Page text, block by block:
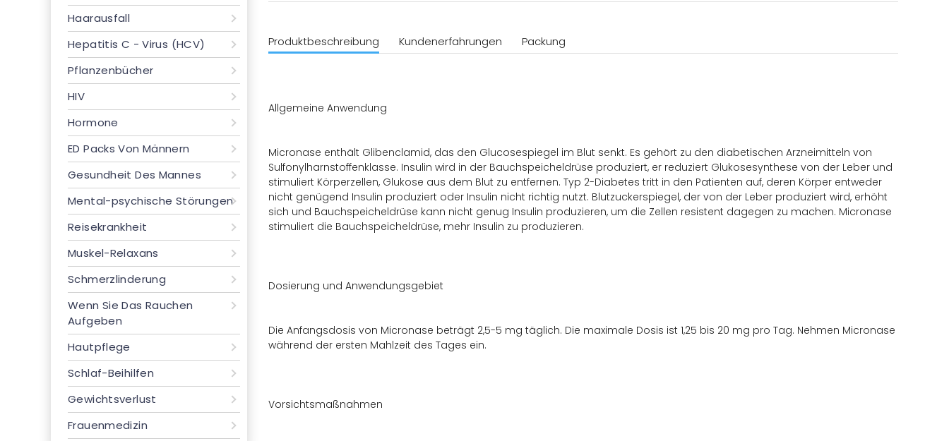
Haarausfall
Hepatitis C - Virus (HCV)
Pflanzenbücher
HIV
Hormone
ED Packs Von Männern
Gesundheit Des Mannes
Mental-psychische Störungen
Reisekrankheit
Muskel-Relaxans
Schmerzlinderung
Wenn Sie Das Rauchen
Aufgeben
Hautpflege
Schlaf-Beihilfen
Gewichtsverlust
Frauenmedizin
Produktbeschreibung Kundenerfahrungen Packung
Allgemeine Anwendung
Micronase enthält Glibenclamid, das den Glucosespiegel im Blut senkt. Es gehört zu den diabetischen Arzneimitteln von
Sulfonylharnstoffenklasse. Insulin wird in der Bauchspeicheldrüse produziert, er reduziert Glukosesynthese von der Leber und
stimuliert Körperzellen, Glukose aus dem Blut zu entfernen. Typ 2-Diabetes tritt in den Patienten auf, deren Körper entweder
nicht genügend Insulin produziert oder Insulin nicht richtig nutzt. Blutzuckerspiegel, der von der Leber produziert wird, erhöht
sich und Bauchspeicheldrüse kann nicht genug Insulin produzieren, um die Zellen resistent dagegen zu machen. Micronase
stimuliert die Bauchspeicheldrüse, mehr Insulin zu produzieren.
Dosierung und Anwendungsgebiet
Die Anfangsdosis von Micronase beträgt 2,5-5 mg täglich. Die maximale Dosis ist 1,25 bis 20 mg pro Tag. Nehmen Micronase
während der ersten Mahlzeit des Tages ein.
Vorsichtsmaßnahmen